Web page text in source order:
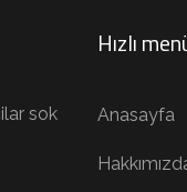
sok
Hızlı
Anasayfa